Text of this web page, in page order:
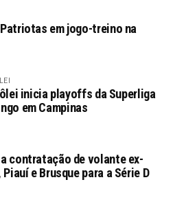
em jogo-treino na
inicia playoffs da Superliga
em Campinas
contratação de volante ex-
e Brusque para a Série D